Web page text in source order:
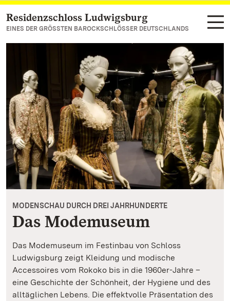
Zum Hauptinhalt springen
Residenzschloss Ludwigsburg
EINES DER GRÖSSTEN BAROCKSCHLÖSSER DEUTSCHLANDS
MODENSCHAU DURCH DREI JAHRHUNDERTE
Das Modemuseum
Das Modemuseum im Festinbau von Schloss
Ludwigsburg zeigt Kleidung und modische
Accessoires vom Rokoko bis in die 1960er-Jahre –
eine Geschichte der Schönheit, der Hygiene und des
alltäglichen Lebens. Die effektvolle Präsentation des